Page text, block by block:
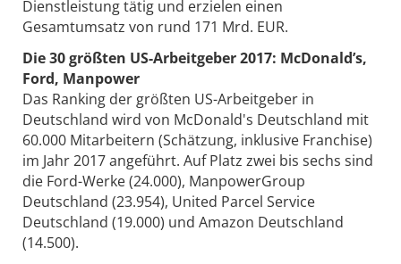
Dienstleistung tätig und erzielen einen
Gesamtumsatz von rund 171 Mrd. EUR.
Die 30 größten US-Arbeitgeber 2017: McDonald’s,
Ford, Manpower
Das Ranking der größten US-Arbeitgeber in
Deutschland wird von McDonald's Deutschland mit
60.000 Mitarbeitern (Schätzung, inklusive Franchise)
im Jahr 2017 angeführt. Auf Platz zwei bis sechs sind
die Ford-Werke (24.000), ManpowerGroup
Deutschland (23.954), United Parcel Service
Deutschland (19.000) und Amazon Deutschland
(14.500).